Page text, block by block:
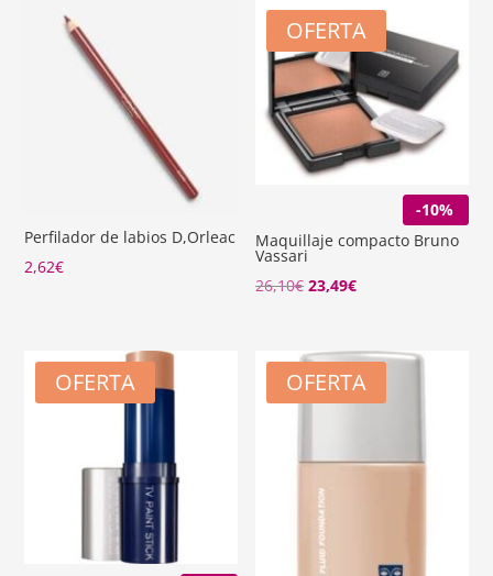
Perfilador de labios D,Orleac
2,62€
OFERTA
-10%
Maquillaje compacto Bruno
Vassari
26,10€ El
era:
26,10€.
23,49€El
es:
23,49€.
OFERTA OFERTA